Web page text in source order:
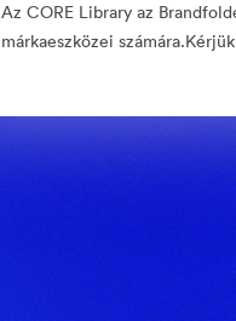
Az CORE Library az
márkaeszközei